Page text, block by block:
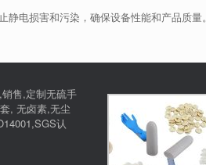
电损害和污染，确保设备性能和产品质量。
售,定制无硫手
, 无卤素,无尘
认